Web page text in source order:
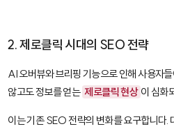
2. 제로클릭 시대의 SEO 전략
AI 오버뷰와 브리핑 기능으로 인해 사용자
않고도 정보를 얻는 제로클릭 현상 이 심화
이는 기존 SEO 전략의 변화를 요구합니다.